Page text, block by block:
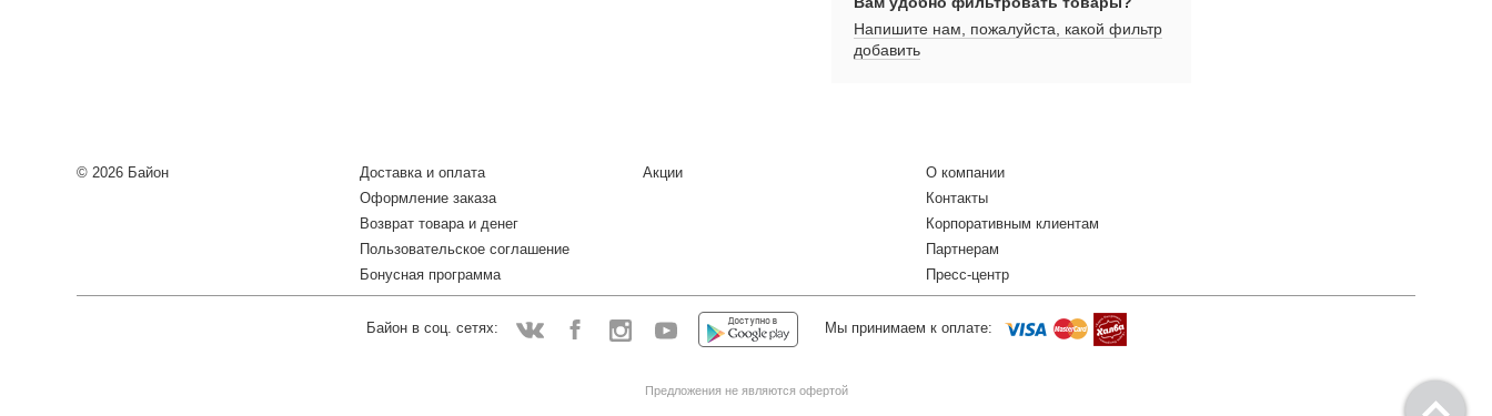
Напишите нам, пожалуйста, какой фильтр
добавить
© 2026 Байон
Доставка и оплата
Оформление заказа
Возврат товара и денег
Пользовательское соглашение
Бонусная программа
Акции
О компании
Контакты
Корпоративным клиентам
Партнерам
Пресс-центр
Байон в соц. сетях:
Мы принимаем к оплате:
Предложения не являются офертой